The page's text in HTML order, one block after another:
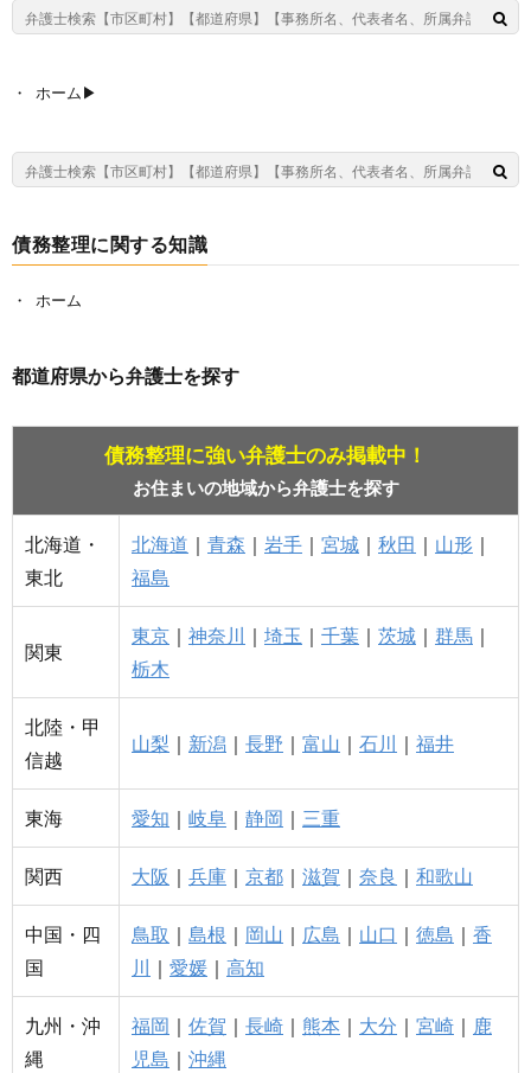
ホーム▶︎
債務整理に関する知識
ホーム
都道府県から弁護士を探す
債務整理に強い弁護士のみ掲載中！
お住まいの地域から弁護士を探す
北海道・
東北
北海道 ｜ 青森 ｜ 岩手 ｜ 宮城 ｜ 秋田 ｜ 山形 ｜
福島
関東
東京 ｜ 神奈川 ｜ 埼玉 ｜ 千葉 ｜ 茨城 ｜ 群馬 ｜
栃木
北陸・甲
信越
山梨 ｜ 新潟 ｜ 長野 ｜ 富山 ｜ 石川 ｜ 福井
東海 愛知 ｜ 岐阜 ｜ 静岡 ｜ 三重
関西 大阪 ｜ 兵庫 ｜ 京都 ｜ 滋賀 ｜ 奈良 ｜ 和歌山
中国・四
国
鳥取 ｜ 島根 ｜ 岡山 ｜ 広島 ｜ 山口 ｜ 徳島 ｜ 香
川
｜ 愛媛 ｜ 高知
九州・沖
縄
福岡 ｜ 佐賀 ｜ 長崎 ｜ 熊本 ｜ 大分 ｜ 宮崎 ｜ 鹿
児島 ｜ 沖縄